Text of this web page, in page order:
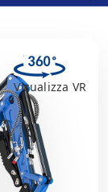
Visualizza VR